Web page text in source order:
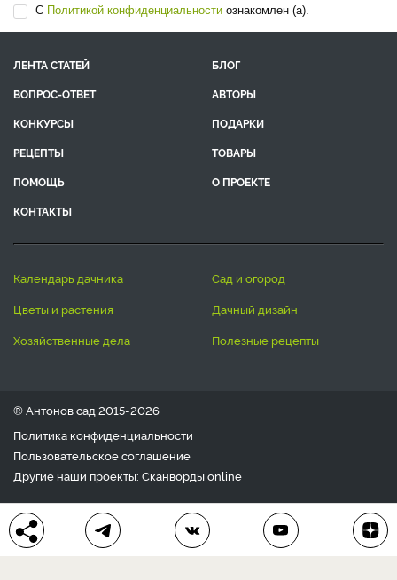
С Политикой конфиденциальности ознакомлен (а).
ЛЕНТА СТАТЕЙ
БЛОГ
ВОПРОС-ОТВЕТ
АВТОРЫ
КОНКУРСЫ
ПОДАРКИ
РЕЦЕПТЫ
ТОВАРЫ
ПОМОЩЬ
О ПРОЕКТЕ
КОНТАКТЫ
календарь дачника
сад и огород
цветы и растения
дачный дизайн
хозяйственные дела
полезные рецепты
® Антонов сад 2015-2026
Политика конфиденциальности
Пользовательское соглашение
Другие наши проекты: Сканвордыonline
Любое использование материала допускается только с
письменного согласия редакции